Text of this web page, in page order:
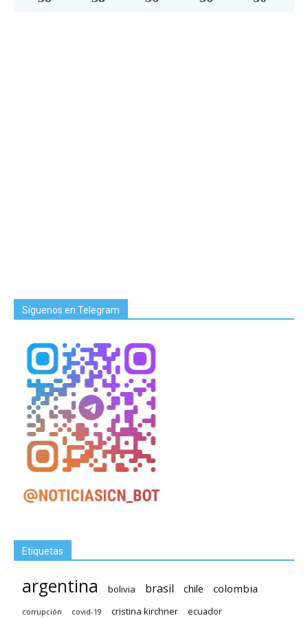
Síguenos en Telegram
Etiquetas
argentina bolivia brasil chile colombia
corrupción covid-19 cristina kirchner ecuador